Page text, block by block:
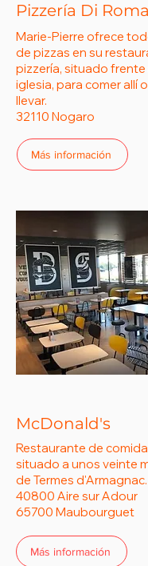
Pizzería Di Roma
Marie-Pierre ofrece
de pizzas en su
pizzería, situado frente
iglesia, para comer allí
llevar.
32110 Nogaro
Más información
McDonald's
Restaurante de
situado a unos veinte
de Termes d'Armagnac.
40800 Aire sur Adour
65700 Maubourguet
Más información